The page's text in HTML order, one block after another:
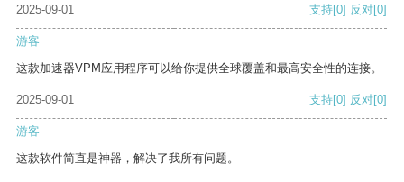
2025-09-01 支持[0] 反对[0]
游客
这款加速器VPM应用程序可以给你提供全球覆盖和最高安全性的连接。
2025-09-01 支持[0] 反对[0]
游客
这款软件简直是神器，解决了我所有问题。